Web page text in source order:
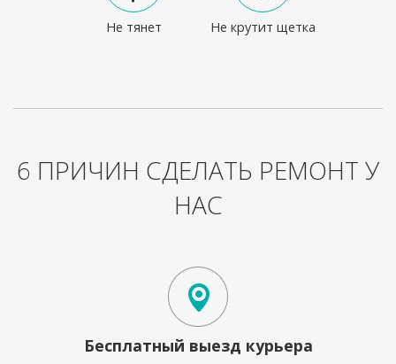
Не тянет Не крутит щетка
6 ПРИЧИН СДЕЛАТЬ РЕМОНТ У
НАС
Бесплатный выезд курьера